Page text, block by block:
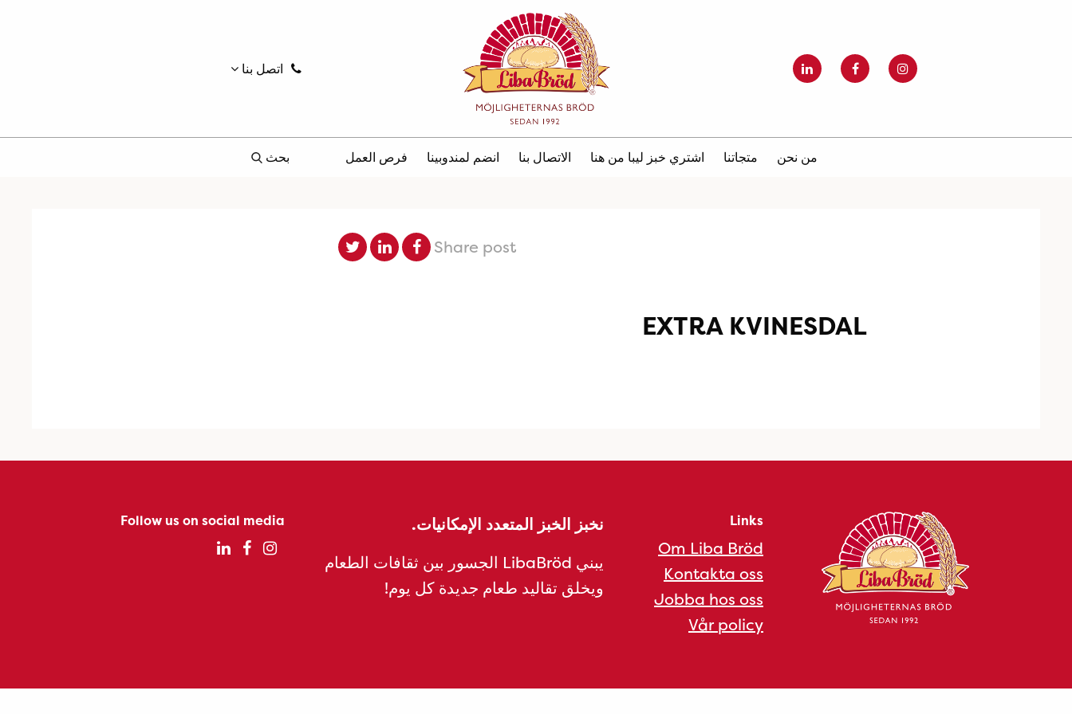
اتصل بنا
من نحن متجاتنا اشتري خبز ليبا من هنا الاتصال بنا انضم لمندوبينا فرص العمل بحث
Share post
EXTRA KVINESDAL
Links
Om Liba Bröd
Kontakta oss
Jobba hos oss
Vår policy
نخبز الخبز المتعدد الإمكانيات.
يبني LibaBröd الجسور بين ثقافات الطعام
ويخلق تقاليد طعام جديدة كل يوم!
Follow us on social media